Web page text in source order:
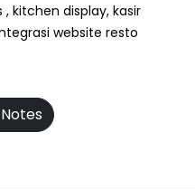
kitchen display, kasir
website resto